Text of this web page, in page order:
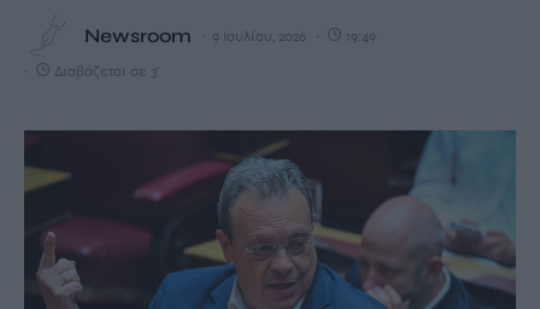
Newsroom 9 Ιουλίου, 2026 19:49
Διαβάζεται σε 3'